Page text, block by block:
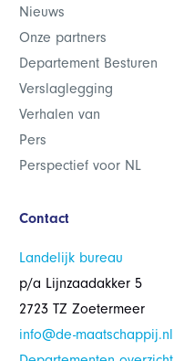
Nieuws
Onze partners
Departement Besturen
Verslaglegging
Verhalen van
Pers
Perspectief voor NL
Contact
Landelijk bureau
p/a Lijnzaadakker 5
2723 TZ Zoetermeer
info@de-maatschappij.nl